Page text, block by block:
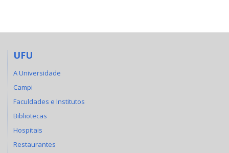
UFU
A Universidade
Campi
Faculdades e Institutos
Bibliotecas
Hospitais
Restaurantes